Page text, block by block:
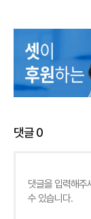
댓글0